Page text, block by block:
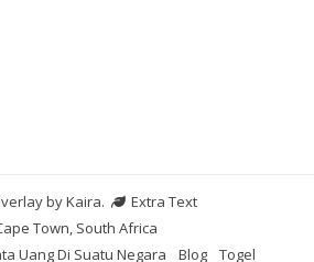
byKaira.
Extra Text
Town, South Africa
Uang Di Suatu Negara
Blog Togel